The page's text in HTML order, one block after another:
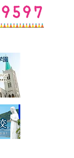
ています。